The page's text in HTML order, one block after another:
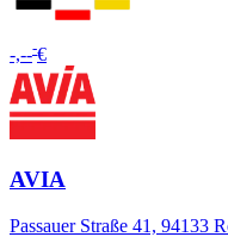
-,---€
AVIA
Passauer Straße 41, 94133